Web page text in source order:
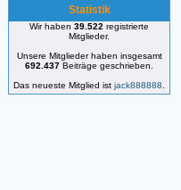
Statistik
Wir haben 39.522 registrierte
Mitglieder.
Unsere Mitglieder haben insgesamt
692.437 Beiträge geschrieben.
Das neueste Mitglied ist jack888888.